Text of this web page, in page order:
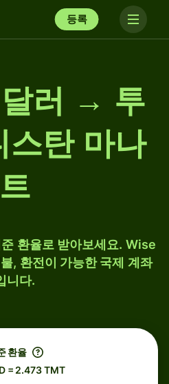
등록
러 → 투
스탄 마나
트
환율로 받아보세요. Wise
, 환전이 가능한 국제 계좌
니다.
환율
= 2.473 TMT